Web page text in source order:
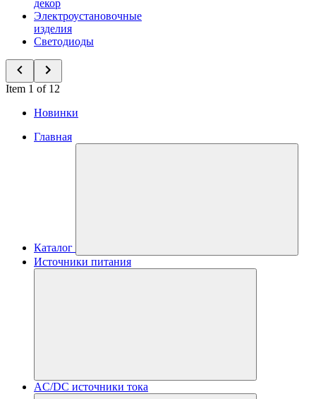
декор
Электроустановочные
изделия
Светодиоды
Item 1 of 12
Новинки
Главная
Каталог
Источники питания
AC/DC источники тока